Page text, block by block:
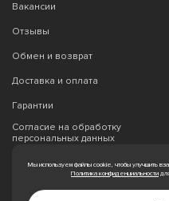
Вакансии
Отзывы
Обмен и возврат
Доставка и оплата
Гарантии
Согласие на обработку
персональных данных
Реквизиты
Миссия и ценности
Мы используем файлы cookie, чтобы улучшить
Политика конфиденциальности